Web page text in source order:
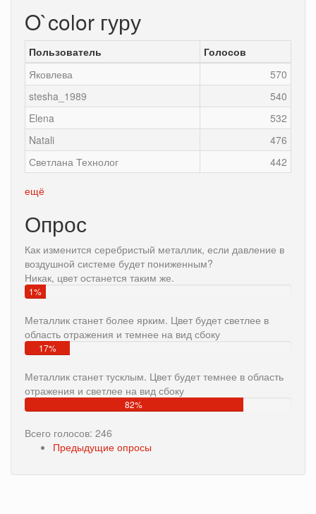
O`color гуру
Пользователь
Голосов
Яковлева
570
stesha_1989
540
Elena
532
Natali
476
Светлана Технолог
442
ещё
Опрос
Как изменится серебристый металлик, если давление в
воздушной системе будет пониженным?
Никак, цвет останется таким же.
1%
Металлик станет более ярким. Цвет будет светлее в
область отражения и темнее на вид сбоку
17%
Металлик станет тусклым. Цвет будет темнее в область
отражения и светлее на вид сбоку
82%
Всего голосов: 246
Предыдущие опросы